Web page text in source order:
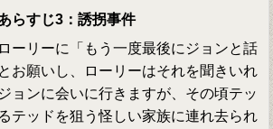
らすじ3：誘拐事件
ーリーに「もう一度最後にジョンと話
お願いし、ローリーはそれを聞きいれ
ョンに会いに行きますが、その頃テッ
テッドを狙う怪しい家族に連れ去られ